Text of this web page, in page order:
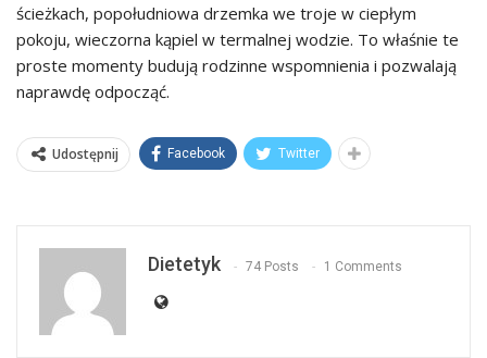
ścieżkach, popołudniowa drzemka we troje w ciepłym
pokoju, wieczorna kąpiel w termalnej wodzie. To właśnie te
proste momenty budują rodzinne wspomnienia i pozwalają
naprawdę odpocząć.
Udostępnij Facebook Twitter
Dietetyk 74 Posts 1 Comments